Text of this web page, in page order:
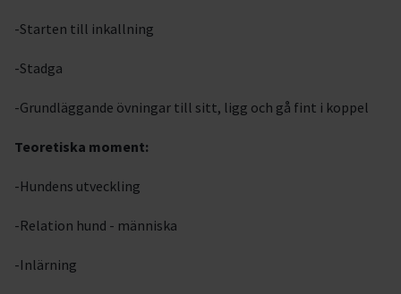
-Starten till inkallning
-Stadga
-Grundläggande övningar till sitt, ligg och gå fint i koppel
Teoretiska moment:
-Hundens utveckling
-Relation hund - människa
-Inlärning